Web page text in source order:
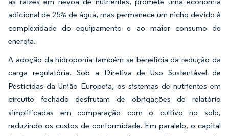
adicional de 25% de água, mas permanece um nicho devido à
complexidade do equipamento e ao maior consumo de
energia.
A adoção da hidroponía também se beneficia da redução da
carga regulatória. Sob a Diretiva de Uso Sustentável de
Pesticidas da União Europeia, os sistemas de nutrientes em
circuito fechado desfrutam de obrigações de relatório
simplificadas em comparação com o cultivo no solo,
reduzindo os custos de conformidade. Em paralelo, o capital